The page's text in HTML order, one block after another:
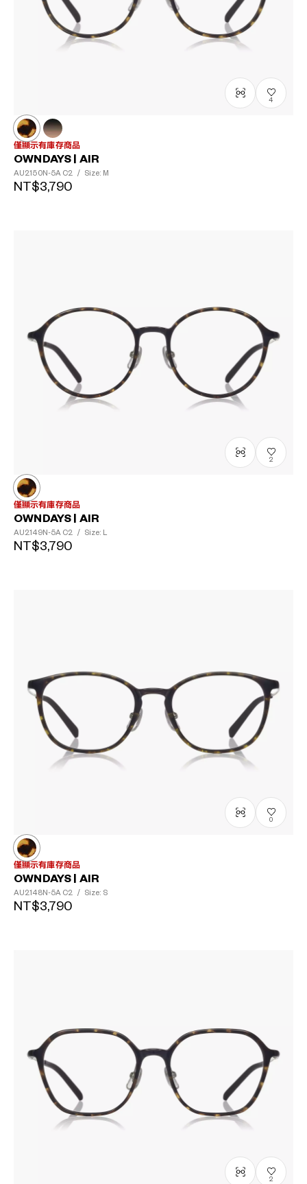
4
僅顯示有庫存商品
OWNDAYS | AIR
AU2150N-5A C2 / Size: M
NT$3,790
2
僅顯示有庫存商品
OWNDAYS | AIR
AU2149N-5A C2 / Size: L
NT$3,790
0
僅顯示有庫存商品
OWNDAYS | AIR
AU2148N-5A C2 / Size: S
NT$3,790
2